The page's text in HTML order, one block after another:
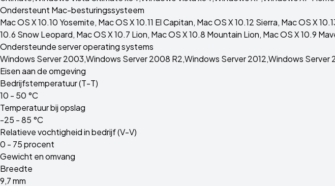
Ondersteunt Mac-besturingssysteem
Mac OS X 10.10 Yosemite, Mac OS X 10.11 El Capitan, Mac OS X 10.12 Sierra, Mac OS X
10.6 Snow Leopard, Mac OS X 10.7 Lion, Mac OS X 10.8 Mountain Lion, Mac OS X 10.9
Ondersteunde server operating systems
Windows Server 2003,Windows Server 2008 R2,Windows Server 2012,Windows Server
Eisen aan de omgeving
Bedrijfstemperatuur (T-T)
10 - 50 °C
Temperatuur bij opslag
-25 - 85 °C
Relatieve vochtigheid in bedrijf (V-V)
0 - 75 procent
Gewicht en omvang
Breedte
9,7 mm